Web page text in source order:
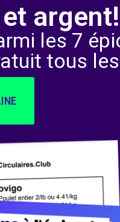
argent!
les 7
tous